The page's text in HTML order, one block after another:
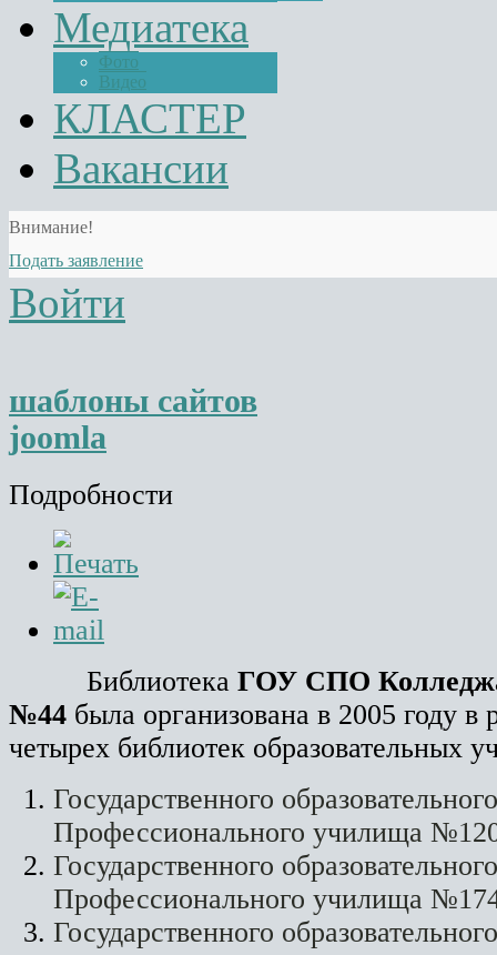
Медиатека
Фото
Видео
КЛАСТЕР
Вакансии
Внимание!
Подать заявление
Войти
шаблоны сайтов
joomla
Подробности
Библиотека ГОУ СПО
№44 была организована в 2005 году в
четырех библиотек образовательных
Государственного
Профессионального училища
Государственного
Профессионального училища
Государственного